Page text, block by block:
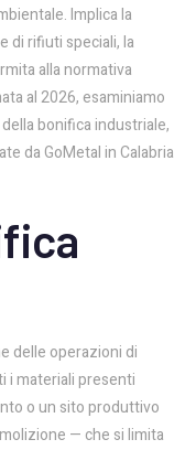
Implica la
di rifiuti speciali, la
alla normativa
al 2026, esaminiamo
bonifica industriale,
da GoMetal in Calabria
delle operazioni di
i materiali presenti
o un sito produttivo
— che si limita